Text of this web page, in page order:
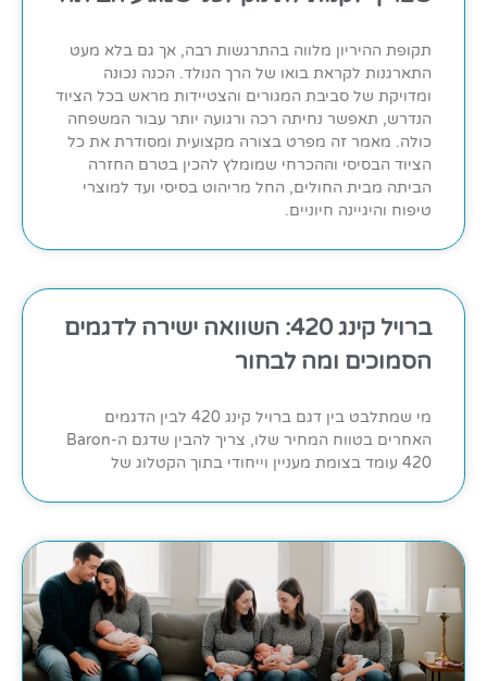
תקופת ההיריון מלווה בהתרגשות רבה, אך גם בלא מעט
התארגנות לקראת בואו של הרך הנולד. הכנה נכונה
ומדויקת של סביבת המגורים והצטיידות מראש בכל הציוד
הנדרש, תאפשר נחיתה רכה ורגועה יותר עבור המשפחה
כולה. מאמר זה מפרט בצורה מקצועית ומסודרת את כל
הציוד הבסיסי וההכרחי שמומלץ להכין בטרם החזרה
הביתה מבית החולים, החל מריהוט בסיסי ועד למוצרי
טיפוח והיגיינה חיוניים.
ברויל קינג 420: השוואה ישירה לדגמים
הסמוכים ומה לבחור
מי שמתלבט בין דגם ברויל קינג 420 לבין הדגמים
האחרים בטווח המחיר שלו, צריך להבין שדגם ה-Baron
420 עומד בצומת מעניין וייחודי בתוך הקטלוג של